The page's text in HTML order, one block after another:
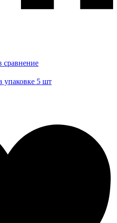
сравнение
упаковке 5 шт